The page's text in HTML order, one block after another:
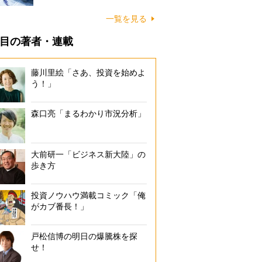
一覧を見る
の著者・連載
藤川里絵「さあ、投資を始めよ
う！」
森口亮「まるわかり市況分析」
大前研一「ビジネス新大陸」の
歩き方
投資ノウハウ満載コミック「俺
がカブ番長！」
戸松信博の明日の爆騰株を探
せ！